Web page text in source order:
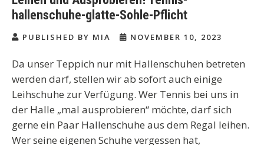
hallenschuhe-glatte-Sohle-Pflicht
PUBLISHED BY MIA NOVEMBER 10, 2023
Da unser Teppich nur mit Hallenschuhen betreten
werden darf, stellen wir ab sofort auch einige
Leihschuhe zur Verfügung. Wer Tennis bei uns in
der Halle „mal ausprobieren“ möchte, darf sich
gerne ein Paar Hallenschuhe aus dem Regal leihen.
Wer seine eigenen Schuhe vergessen hat,